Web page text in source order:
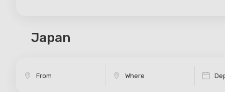
Japan